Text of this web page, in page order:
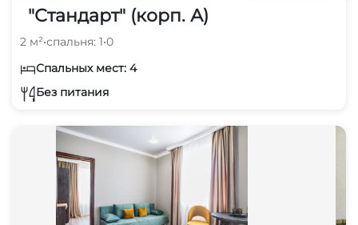
"Стандарт" (корп. А)
2 м²•спальня: 1•0
Спальных мест: 4
Без питания